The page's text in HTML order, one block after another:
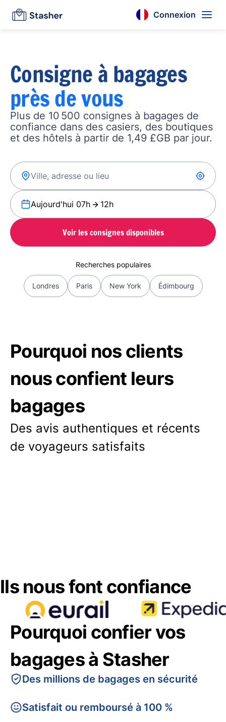
Connexion
Consigne à bagages
près de vous
Plus de 10 500 consignes à bagages de
confiance dans des casiers, des boutiques
et des hôtels à partir de 1,49 £GB par jour.
Aujourd'hui 07h 12h
Voir les consignes disponibles
Recherches populaires
Londres Paris New York Édimbourg
Pourquoi nos clients
nous confient leurs
bagages
Des avis authentiques et récents
de voyageurs satisfaits
Ils nous font confiance
Pourquoi confier vos
bagages à Stasher
Des millions de bagages en sécurité
Satisfait ou remboursé à 100 %